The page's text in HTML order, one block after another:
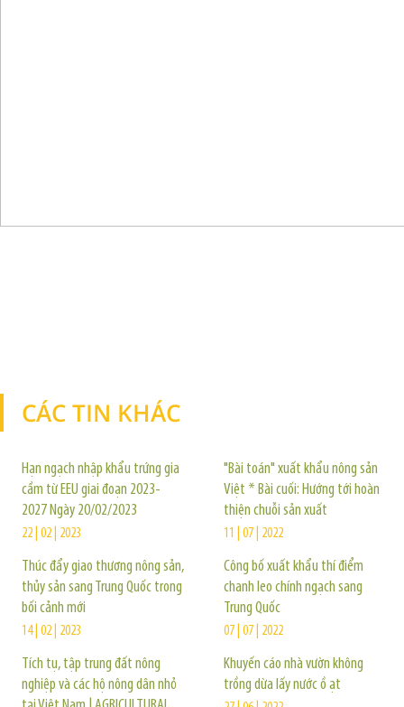
CÁC TIN KHÁC
Hạn ngạch nhập khẩu trứng gia
cầm từ EEU giai đoạn 2023-
2027 Ngày 20/02/2023
22 | 02 | 2023
Thúc đẩy giao thương nông sản,
thủy sản sang Trung Quốc trong
bối cảnh mới
14 | 02 | 2023
Tích tụ, tập trung đất nông
nghiệp và các hộ nông dân nhỏ
"Bài toán" xuất khẩu nông sản
Việt * Bài cuối: Hướng tới hoàn
thiện chuỗi sản xuất
11 | 07 | 2022
Công bố xuất khẩu thí điểm
chanh leo chính ngạch sang
Trung Quốc
07 | 07 | 2022
Khuyến cáo nhà vườn không
trồng dừa lấy nước ồ ạt